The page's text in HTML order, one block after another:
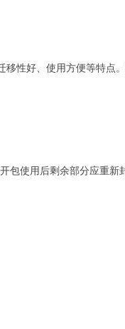
性好、使用方便等特点
使用后剩余部分应重新